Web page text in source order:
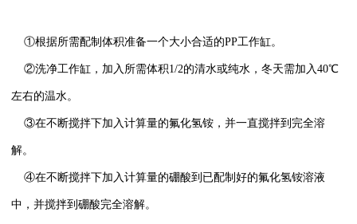
①根据所需配制体积准备一个大小合适的PP工作缸。
②洗净工作缸，加入所需体积1/2的清水或纯水，冬天需加入40℃
左右的温水。
③在不断搅拌下加入计算量的氟化氢铵，并一直搅拌到完全溶
解。
④在不断搅拌下加入计算量的硼酸到已配制好的氟化氢铵溶液
中，并搅拌到硼酸完全溶解。